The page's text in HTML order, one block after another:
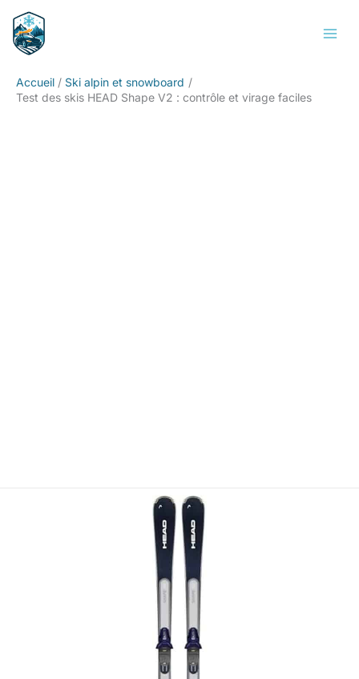
contenu
Accueil
Ski alpin et snowboard
Test des skis HEAD Shape V2 : contrôle et virage faciles
Rechercher